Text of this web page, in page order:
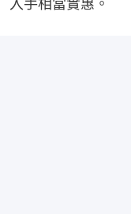
入手相當實惠。